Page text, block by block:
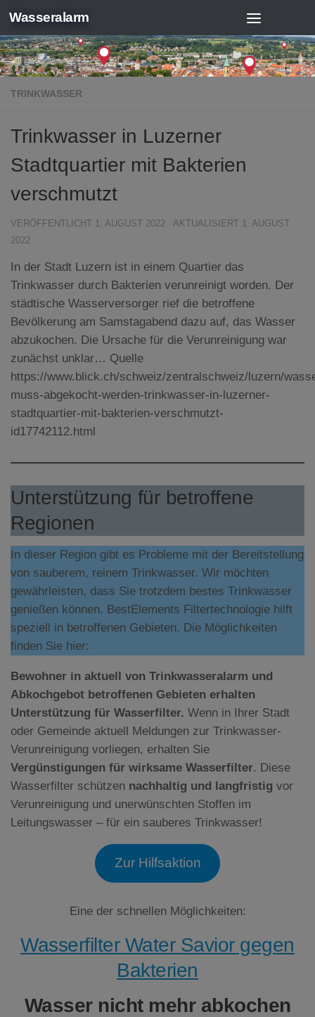
Zum Inhalt springen
Wasseralarm
TRINKWASSER
Trinkwasser in Luzerner
Stadtquartier mit Bakterien
verschmutzt
VERÖFFENTLICHT 1. AUGUST 2022 · AKTUALISIERT 1. AUGUST
2022
In der Stadt Luzern ist in einem Quartier das
Trinkwasser durch Bakterien verunreinigt worden. Der
städtische Wasserversorger rief die betroffene
Bevölkerung am Samstagabend dazu auf, das Wasser
abzukochen. Die Ursache für die Verunreinigung war
zunächst unklar… Quelle
https://www.blick.ch/schweiz/zentralschweiz/luzern/
muss-abgekocht-werden-trinkwasser-in-luzerner-
stadtquartier-mit-bakterien-verschmutzt-
id17742112.html
Unterstützung für betroffene
Regionen
In dieser Region gibt es Probleme mit der Bereitstellung
von sauberem, reinem Trinkwasser. Wir möchten
gewährleisten, dass Sie trotzdem bestes Trinkwasser
genießen können. BestElements Filtertechnologie hilft
speziell in betroffenen Gebieten. Die Möglichkeiten
finden Sie hier:
Bewohner in aktuell von Trinkwasseralarm und
Abkochgebot betroffenen Gebieten erhalten
Unterstützung für Wasserfilter. Wenn in Ihrer Stadt
oder Gemeinde aktuell Meldungen zur Trinkwasser-
Verunreinigung vorliegen, erhalten Sie
Vergünstigungen für wirksame Wasserfilter. Diese
Wasserfilter schützen nachhaltig und langfristig vor
Verunreinigung und unerwünschten Stoffen im
Leitungswasser – für ein sauberes Trinkwasser!
Zur Hilfsaktion
Eine der schnellen Möglichkeiten:
Wasserfilter Water Savior gegen
Bakterien
Wasser nicht mehr abkochen